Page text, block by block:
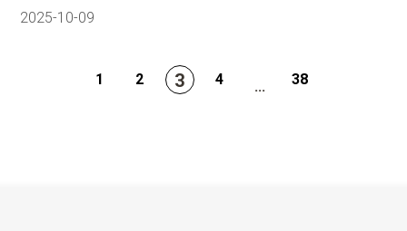
2025-10-09
1 2 3 4 ... 38